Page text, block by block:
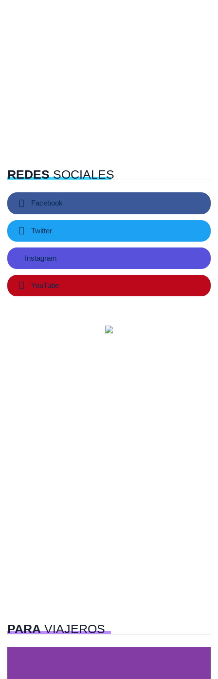
REDESSOCIALES
Facebook
Twitter
Instagram
YouTube
PARAVIAJEROS